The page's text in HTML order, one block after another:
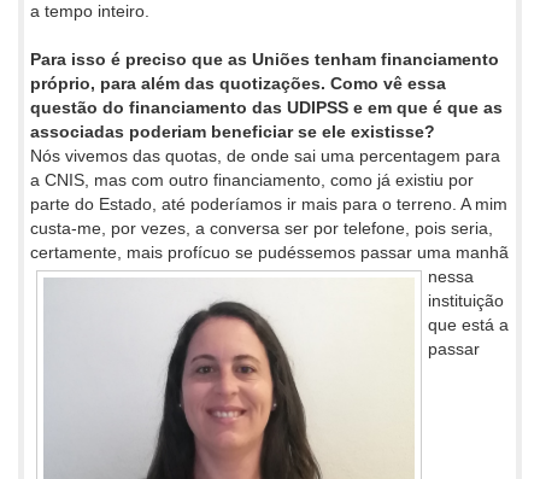
a tempo inteiro.
Para isso é preciso que as Uniões tenham financiamento
próprio, para além das quotizações. Como vê essa
questão do financiamento das UDIPSS e em que é que as
associadas poderiam beneficiar se ele existisse?
Nós vivemos das quotas, de onde sai uma percentagem para
a CNIS, mas com outro financiamento, como já existiu por
parte do Estado, até poderíamos ir mais para o terreno. A mim
custa-me, por vezes, a conversa ser por telefone, pois seria,
certamente, mais profícuo se pudéssemos passar uma manhã
nessa
instituição
que está a
passar